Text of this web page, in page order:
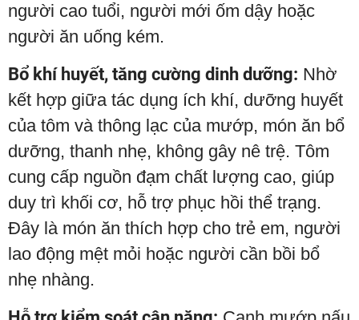
người cao tuổi, người mới ốm dậy hoặc
người ăn uống kém.
Bổ khí huyết, tăng cường dinh dưỡng: Nhờ
kết hợp giữa tác dụng ích khí, dưỡng huyết
của tôm và thông lạc của mướp, món ăn bổ
dưỡng, thanh nhẹ, không gây nê trệ. Tôm
cung cấp nguồn đạm chất lượng cao, giúp
duy trì khối cơ, hỗ trợ phục hồi thể trạng.
Đây là món ăn thích hợp cho trẻ em, người
lao động mệt mỏi hoặc người cần bồi bổ
nhẹ nhàng.